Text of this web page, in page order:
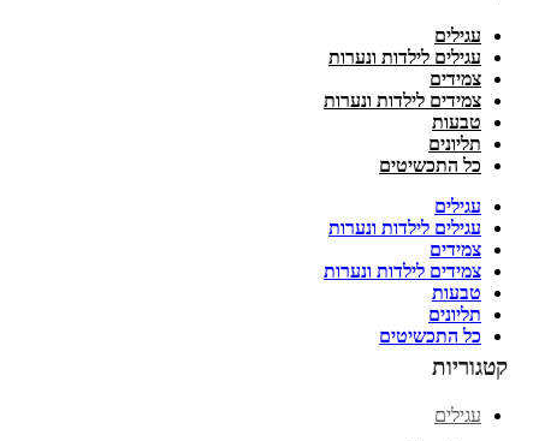
עגילים
עגילים לילדות ונערות
צמידים
צמידים לילדות ונערות
טבעות
תליונים
כל התכשיטים
עגילים
עגילים לילדות ונערות
צמידים
צמידים לילדות ונערות
טבעות
תליונים
כל התכשיטים
קטגוריות
עגילים